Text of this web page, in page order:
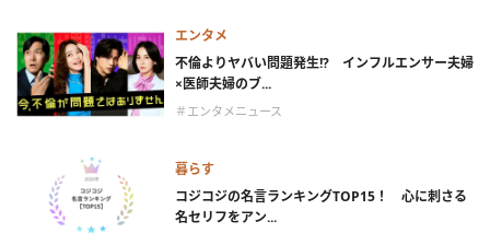
エンタメ
不倫よりヤバい問題発生!? インフルエンサー夫婦
×医師夫婦のブ...
＃エンタメニュース
暮らす
コジコジの名言ランキングTOP15！ 心に刺さる
名セリフをアン...